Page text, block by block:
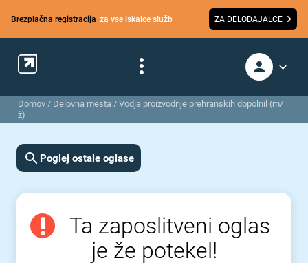
Brezplačna registracija za vse iskalce služb ZA DELODAJALCE
Domov / Delovna mesta / Vodja proizvodnje prehranskih dopolnil (m/
ž)
Poglej ostale oglase
Ta zaposlitveni oglas
je že potekel!